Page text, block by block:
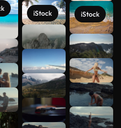
iStock iStock
Scopri di
più